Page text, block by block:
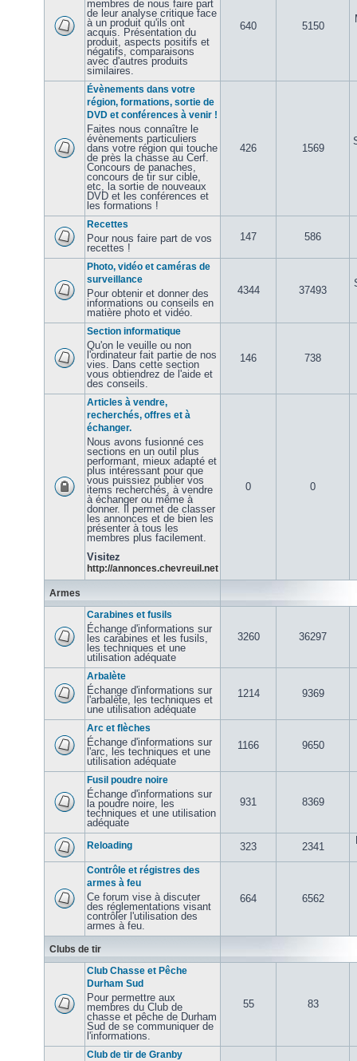
membres de nous faire part
de leur analyse critique face
à un produit qu'ils ont
acquis. Présentation du
produit, aspects positifs et
négatifs, comparaisons
avec d'autres produits
similaires.
640 5150
Évènements dans votre
région, formations, sortie de
DVD et conférences à venir !
Faites nous connaître le
évènements particuliers
dans votre région qui touche
de près la chasse au Cerf.
Concours de panaches,
concours de tir sur cible,
etc, la sortie de nouveaux
DVD et les conférences et
les formations !
426 1569
Recettes
Pour nous faire part de vos
recettes !
147 586
Photo, vidéo et caméras de
surveillance
Pour obtenir et donner des
informations ou conseils en
matière photo et vidéo.
4344 37493
Section informatique
Qu'on le veuille ou non
l'ordinateur fait partie de nos
vies. Dans cette section
vous obtiendrez de l'aide et
des conseils.
146 738
Articles à vendre,
recherchés, offres et à
échanger.
Nous avons fusionné ces
sections en un outil plus
performant, mieux adapté et
plus intéressant pour que
vous puissiez publier vos
items recherchés, à vendre
à échanger ou même à
donner. Il permet de classer
les annonces et de bien les
présenter à tous les
membres plus facilement.
Visitez
http://annonces.chevreuil.net
0 0
Armes
Carabines et fusils
Échange d'informations sur
les carabines et les fusils,
les techniques et une
utilisation adéquate
3260 36297
Arbalète
Échange d'informations sur
l'arbalète, les techniques et
une utilisation adéquate
1214 9369
Arc et flèches
Échange d'informations sur
l'arc, les techniques et une
utilisation adéquate
1166 9650
Fusil poudre noire
Échange d'informations sur
la poudre noire, les
techniques et une utilisation
adéquate
931 8369
Reloading 323 2341
Contrôle et régistres des
armes à feu
Ce forum vise à discuter
des réglementations visant
contrôler l'utilisation des
armes à feu.
664 6562
Clubs de tir
Club Chasse et Pêche
Durham Sud
Pour permettre aux
membres du Club de
chasse et pêche de Durham
Sud de se communiquer de
l'informations.
55 83
Club de tir de Granby